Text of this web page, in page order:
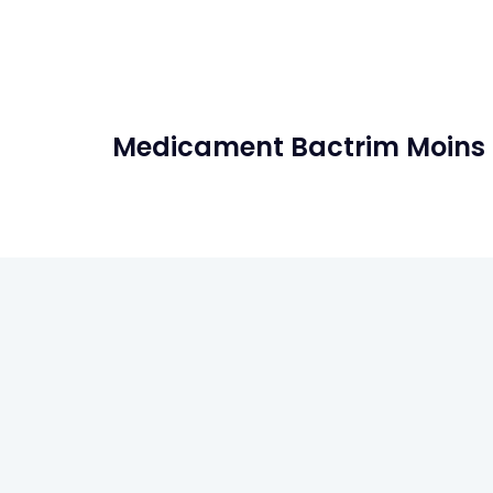
Medicament Bactrim Moins